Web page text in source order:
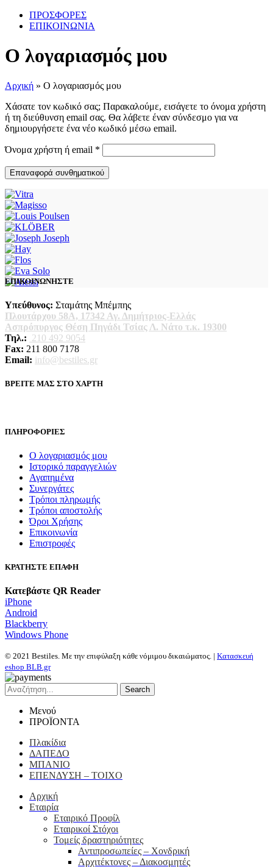
ΠΡΟΣΦΟΡΕΣ
ΕΠΙΚΟΙΝΩΝΙΑ
Ο λογαριασμός μου
Αρχική » Ο λογαριασμός μου
Χάσατε τον κωδικό σας; Παρακαλούμε, εισάγετε το όνομα χρήστη
ή τη διεύθυνση email σας. Θα λάβετε έναν σύνδεσμο για να
δημιουργήσετε ένα νέο κωδικό μέσω email.
Όνομα χρήστη ή email *
Επαναφορά συνθηματικού
ΕΠΙΚΟΙΝΩΝΗΣΤΕ
Υπεύθυνος: Σταμάτης Μπέμπης
Πλουτάρχου 58Α, 17342 Αγ. Δημήτριος-Ελλάς
Ασπρόπυργος Θέση Πηγάδι Τσίας Λ. Νάτο τ.κ. 19300
Τηλ.: 210 492 9054
Fax: 211 800 7178
Email: info@bestiles.gr
ΒΡΕΙΤΕ ΜΑΣ ΣΤΟ ΧΑΡΤΗ
ΠΛΗΡΟΦΟΡΙΕΣ
Ο λογαριασμός μου
Ιστορικό παραγγελιών
Αγαπημένα
Συνεργάτες
Τρόποι πληρωμής
Τρόποι αποστολής
Όροι Χρήσης
Επικοινωνία
Επιστροφές
ΚΡΑΤΗΣΤΕ ΕΠΑΦΗ
Κατεβάστε QR Reader
iPhone
Android
Blackberry
Windows Phone
© 2021 Bestiles. Με την επιφύλαξη κάθε νόμιμου δικαιώματος. | Κατασκευή
eshop BLB.gr
Search
Μενού
ΠΡΟΪΟΝΤΑ
Πλακίδια
ΔΑΠΕΔΟ
ΜΠΑΝΙΟ
ΕΠΕΝΔΥΣΗ – ΤΟΙΧΟ
Αρχική
Εταιρία
Εταιρικό Προφίλ
Εταιρικοί Στόχοι
Τομείς δραστηριότητες
Αντιπροσωπείες – Xονδρική
Αρχιτέκτονες – Διακοσμητές